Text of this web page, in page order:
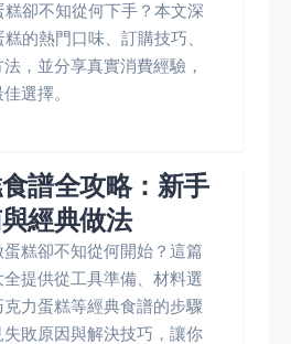
卻不知從何下手？本文深
的熱門口味、訂購技巧、
，並分享真實消費經驗，
選擇。
譜全攻略：新手
經典做法
糕卻不知從何開始？這篇
提供從工具準備、材料選
力蛋糕等經典食譜的步驟
敗原因與解決技巧，讓你